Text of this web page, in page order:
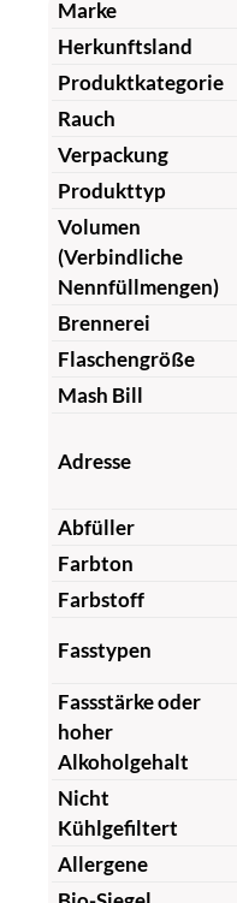
Marke
Herkunftsland
Produktkategorie
Rauch
Verpackung
Produkttyp
Volumen
(Verbindliche
Nennfüllmengen)
Brennerei
Flaschengröße
Mash Bill
Adresse
Abfüller
Farbton
Farbstoff
Fasstypen
Fassstärke oder
hoher
Alkoholgehalt
Nicht
Kühlgefiltert
Allergene